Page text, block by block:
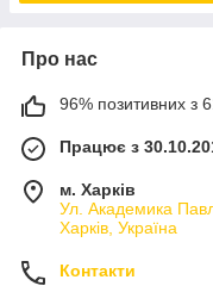
Про нас
96% позитивних з
Працює з
м. Харків
Ул. Академика
Харків, Україна
Контакти